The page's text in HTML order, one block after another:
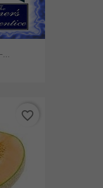
...
favorite_border